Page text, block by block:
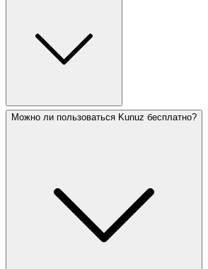
Можно ли пользоваться Kunuz бесплатно?